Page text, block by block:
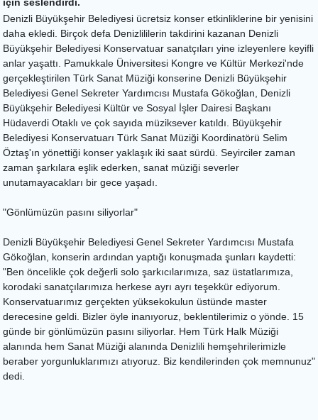
için seslendirdi.
Denizli Büyükşehir Belediyesi ücretsiz konser etkinliklerine bir yenisini
daha ekledi. Birçok defa Denizlililerin takdirini kazanan Denizli
Büyükşehir Belediyesi Konservatuar sanatçıları yine izleyenlere keyifli
anlar yaşattı. Pamukkale Üniversitesi Kongre ve Kültür Merkezi'nde
gerçekleştirilen Türk Sanat Müziği konserine Denizli Büyükşehir
Belediyesi Genel Sekreter Yardımcısı Mustafa Gökoğlan, Denizli
Büyükşehir Belediyesi Kültür ve Sosyal İşler Dairesi Başkanı
Hüdaverdi Otaklı ve çok sayıda müziksever katıldı. Büyükşehir
Belediyesi Konservatuarı Türk Sanat Müziği Koordinatörü Selim
Öztaş'ın yönettiği konser yaklaşık iki saat sürdü. Seyirciler zaman
zaman şarkılara eşlik ederken, sanat müziği severler
unutamayacakları bir gece yaşadı.
"Gönlümüzün pasını siliyorlar"
Denizli Büyükşehir Belediyesi Genel Sekreter Yardımcısı Mustafa
Gökoğlan, konserin ardından yaptığı konuşmada şunları kaydetti:
"Ben öncelikle çok değerli solo şarkıcılarımıza, saz üstatlarımıza,
korodaki sanatçılarımıza herkese ayrı ayrı teşekkür ediyorum.
Konservatuarımız gerçekten yüksekokulun üstünde master
derecesine geldi. Bizler öyle inanıyoruz, beklentilerimiz o yönde. 15
günde bir gönlümüzün pasını siliyorlar. Hem Türk Halk Müziği
alanında hem Sanat Müziği alanında Denizlili hemşehrilerimizle
beraber yorgunluklarımızı atıyoruz. Biz kendilerinden çok memnunuz"
dedi.